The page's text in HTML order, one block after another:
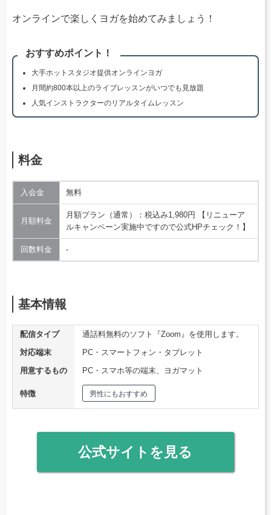
オンラインで楽しくヨガを始めてみましょう！
おすすめポイント！
大手ホットスタジオ提供オンラインヨガ
月間約800本以上のライブレッスンがいつでも見放題
人気インストラクターのリアルタイムレッスン
料金
入会金 無料
月額料金
月額プラン（通常）：税込み1,980円 【リニューア
ルキャンペーン実施中ですので公式HPチェック！】
回数料金 ‐
基本情報
配信タイプ
通話料無料のソフト『Zoom』を使用します。
対応端末
PC・スマートフォン・タブレット
用意するもの
PC・スマホ等の端末、ヨガマット
特徴 男性にもおすすめ
公式サイトを見る